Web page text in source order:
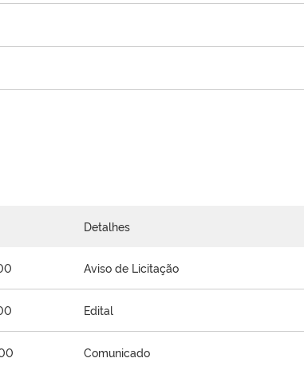
Detalhes
Aviso de Licitação
Edital
Comunicado